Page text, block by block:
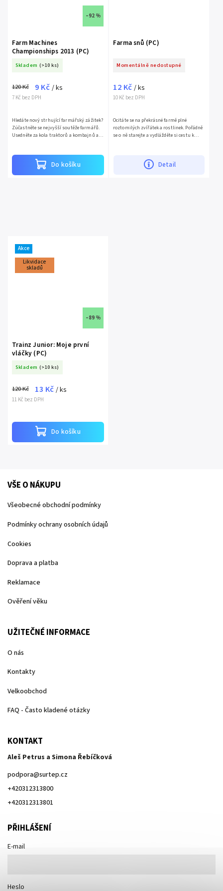
–92 %
Farm Machines
Championships 2013 (PC)
Skladem (>10 ks)
7 Kč bez DPH
120 Kč 9 Kč / ks
Do košíku
Hledáte nový strhující farmářský zážitek?
Zúčastněte se nejvyšší soutěže farmářů.
Usedněte za kola traktorů a kombajnů a
Farma snů (PC)
Momentálně nedostupné
10 Kč bez DPH
12 Kč / ks
Detail
Ocitáte se na překrásné farmě plné
roztomilých zvířátek a rostlinek. Pořádně
se o ně starejte a vydlážděte si cestu k
Akce
Likvidace
skladů
–89 %
Trainz Junior: Moje první
vláčky (PC)
Skladem (>10 ks)
11 Kč bez DPH
120 Kč 13 Kč / ks
Do košíku
VŠE O NÁKUPU
Všeobecné obchodní podmínky
Podmínky ochrany osobních údajů
Cookies
Doprava a platba
Reklamace
Ověření věku
UŽITEČNÉ INFORMACE
O nás
Kontakty
Velkoobchod
FAQ - Často kladené otázky
KONTAKT
Aleš Petrus a Simona Řebíčková
podpora@surtep.cz
+420312313800
+420312313801
PŘIHLÁŠENÍ
E-mail
Heslo